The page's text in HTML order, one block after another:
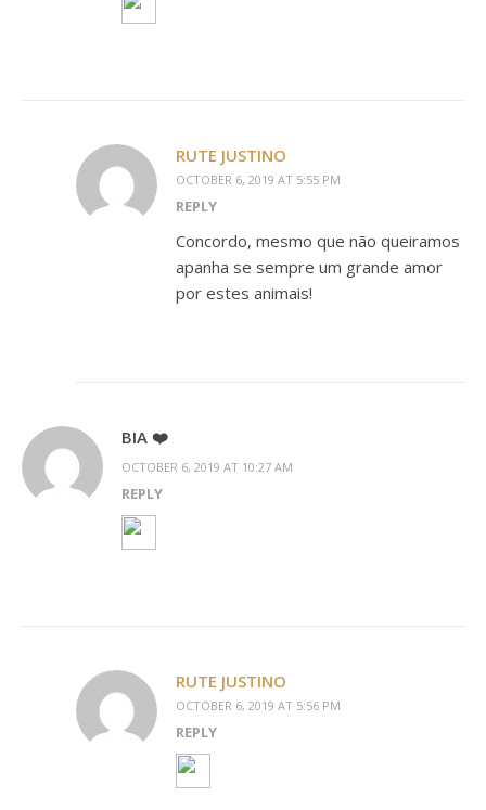
RUTE JUSTINO
OCTOBER 6, 2019 AT 5:55 PM
REPLY
Concordo, mesmo que não queiramos
apanha se sempre um grande amor
por estes animais!
BIA ❤️
OCTOBER 6, 2019 AT 10:27 AM
REPLY
RUTE JUSTINO
OCTOBER 6, 2019 AT 5:56 PM
REPLY